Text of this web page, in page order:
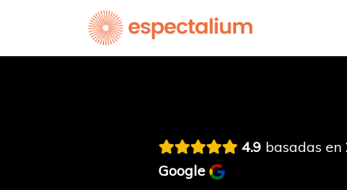
contenido
4.9 basadas en
Google